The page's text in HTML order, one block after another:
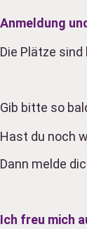
Anmeldung
Die Plätze
Gib bitte so
Hast du noch
Dann melde
Ich freu mich